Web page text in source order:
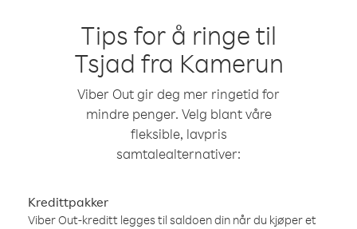
Tips for å ringe til
Tsjad fra Kamerun
Viber Out gir deg mer ringetid for
mindre penger. Velg blant våre
fleksible, lavpris
samtalealternativer:
Kredittpakker
Viber Out-kreditt legges til saldoen din når du kjøper et